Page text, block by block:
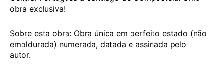
obra exclusiva!
Sobre esta obra: Obra única em perfeito estado (não
emoldurada) numerada, datada e assinada pelo
autor.